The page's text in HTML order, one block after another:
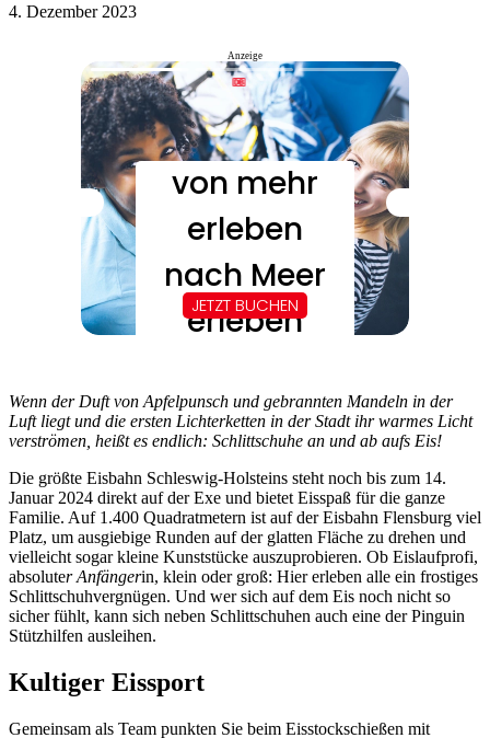
4. Dezember 2023
Anzeige
Wenn der Duft von Apfelpunsch und gebrannten Mandeln in der
Luft liegt und die ersten Lichterketten in der Stadt ihr warmes Licht
verströmen, heißt es endlich: Schlittschuhe an und ab aufs Eis!
Die größte Eisbahn Schleswig-Holsteins steht noch bis zum 14.
Januar 2024 direkt auf der Exe und bietet Eisspaß für die ganze
Familie. Auf 1.400 Quadratmetern ist auf der Eisbahn Flensburg viel
Platz, um ausgiebige Runden auf der glatten Fläche zu drehen und
vielleicht sogar kleine Kunststücke auszuprobieren. Ob Eislaufprofi,
absoluter Anfängerin, klein oder groß: Hier erleben alle ein frostiges
Schlittschuhvergnügen. Und wer sich auf dem Eis noch nicht so
sicher fühlt, kann sich neben Schlittschuhen auch eine der Pinguin
Stützhilfen ausleihen.
Kultiger Eissport
Gemeinsam als Team punkten Sie beim Eisstockschießen mit